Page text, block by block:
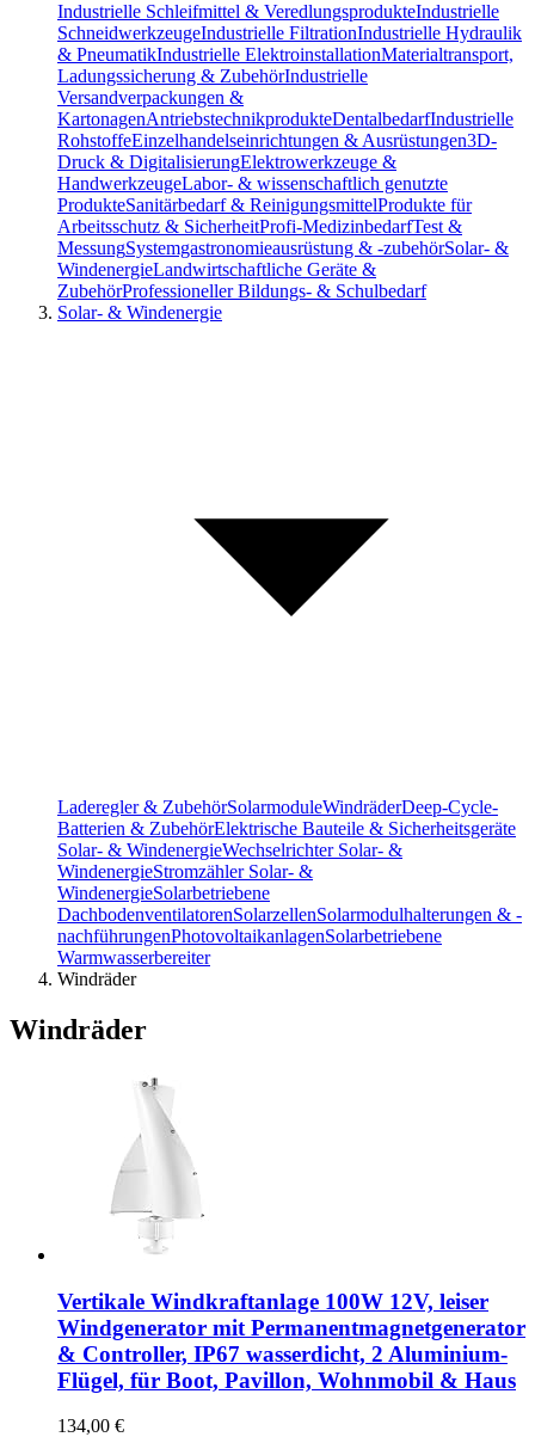
Industrielle Schleifmittel & VeredlungsprodukteIndustrielle
SchneidwerkzeugeIndustrielle FiltrationIndustrielle Hydraulik
& PneumatikIndustrielle ElektroinstallationMaterialtransport,
Ladungssicherung & ZubehörIndustrielle
Versandverpackungen &
KartonagenAntriebstechnikprodukteDentalbedarfIndustrielle
RohstoffeEinzelhandelseinrichtungen & Ausrüstungen3D-
Druck & DigitalisierungElektrowerkzeuge &
HandwerkzeugeLabor- & wissenschaftlich genutzte
ProdukteSanitärbedarf & ReinigungsmittelProdukte für
Arbeitsschutz & SicherheitProfi-MedizinbedarfTest &
MessungSystemgastronomieausrüstung & -zubehörSolar- &
WindenergieLandwirtschaftliche Geräte &
ZubehörProfessioneller Bildungs- & Schulbedarf
Solar- & Windenergie
Laderegler & ZubehörSolarmoduleWindräderDeep-Cycle-
Batterien & ZubehörElektrische Bauteile & Sicherheitsgeräte
Solar- & WindenergieWechselrichter Solar- &
WindenergieStromzähler Solar- &
WindenergieSolarbetriebene
DachbodenventilatorenSolarzellenSolarmodulhalterungen & -
nachführungenPhotovoltaikanlagenSolarbetriebene
Warmwasserbereiter
Windräder
Windräder
Vertikale Windkraftanlage 100W 12V, leiser
Windgenerator mit Permanentmagnetgenerator
& Controller, IP67 wasserdicht, 2 Aluminium-
Flügel, für Boot, Pavillon, Wohnmobil & Haus
134,00 €